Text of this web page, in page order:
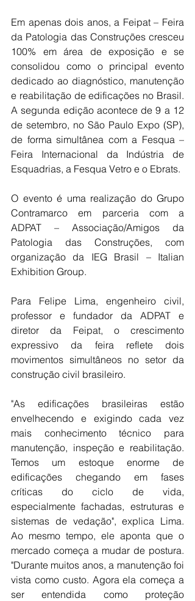
Em apenas dois anos, a Feipat – Feira
da Patologia das Construções cresceu
100% em área de exposição e se
consolidou como o principal evento
dedicado ao diagnóstico, manutenção
e reabilitação de edificações no Brasil.
A segunda edição acontece de 9 a 12
de setembro, no São Paulo Expo (SP),
de forma simultânea com a Fesqua –
Feira Internacional da Indústria de
Esquadrias, a Fesqua Vetro e o Ebrats.
O evento é uma realização do Grupo
Contramarco em parceria com a
ADPAT – Associação/Amigos da
Patologia das Construções, com
organização da IEG Brasil – Italian
Exhibition Group.
Para Felipe Lima, engenheiro civil,
professor e fundador da ADPAT e
diretor da Feipat, o crescimento
expressivo da feira reflete dois
movimentos simultâneos no setor da
construção civil brasileiro.
"As edificações brasileiras estão
envelhecendo e exigindo cada vez
mais conhecimento técnico para
manutenção, inspeção e reabilitação.
Temos um estoque enorme de
edificações chegando em fases
críticas do ciclo de vida,
especialmente fachadas, estruturas e
sistemas de vedação", explica Lima.
Ao mesmo tempo, ele aponta que o
mercado começa a mudar de postura.
"Durante muitos anos, a manutenção foi
vista como custo. Agora ela começa a
ser entendida como proteção